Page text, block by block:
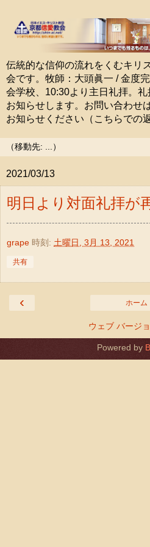
伝統的な信仰の流れをくむキリ
会です。牧師：大頭眞一 / 金度
会学校、10:30より主日礼拝。
お知らせします。お問い合わせ
お知らせください（こちらでの
2021/03/13
明日より対面礼拝が
grape 時刻: 土曜日, 3月 13, 2021
共有
‹ ホーム
ウェブ バージ
Powered by